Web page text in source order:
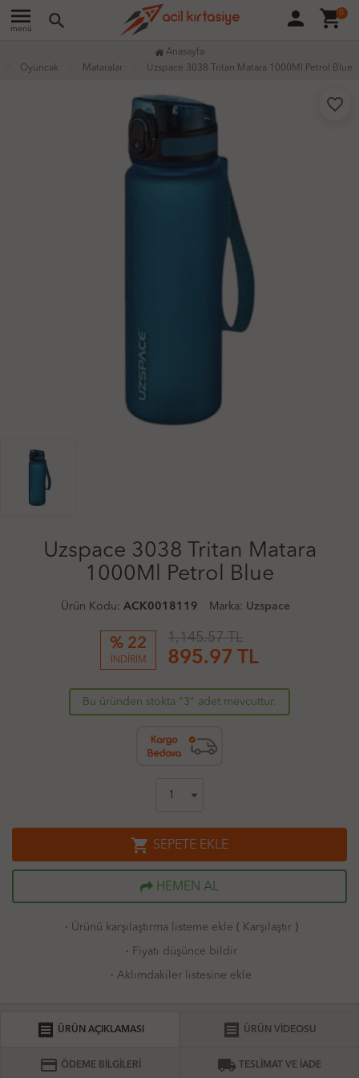
menu
menü search person shopping_cart
0
Anasayfa
Oyuncak
Mataralar Uzspace 3038 Tritan Matara 1000Ml Petrol Blue
favorite_border
Uzspace 3038 Tritan Matara
1000Ml Petrol Blue
Ürün Kodu: ACK0018119 Marka: Uzspace
% 22
İNDİRİM
1,145.57 TL
895.97 TL
Bu üründen stokta "3" adet mevcuttur.
shopping_cart SEPETE EKLE
HEMEN AL
· Ürünü karşılaştırma listeme ekle ( Karşılaştır)
· Fiyatı düşünce bildir
· Aklımdakiler listesine ekle
receipt ÜRÜN AÇIKLAMASI receipt ÜRÜN VİDEOSU
credit_card ÖDEME BİLGİLERİ local_shipping TESLİMAT VE İADE